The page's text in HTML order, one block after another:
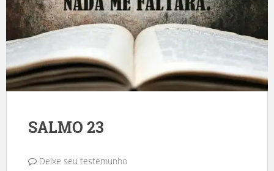
SALMO 23
Deixe seu testemunho